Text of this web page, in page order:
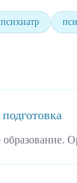
психиатр